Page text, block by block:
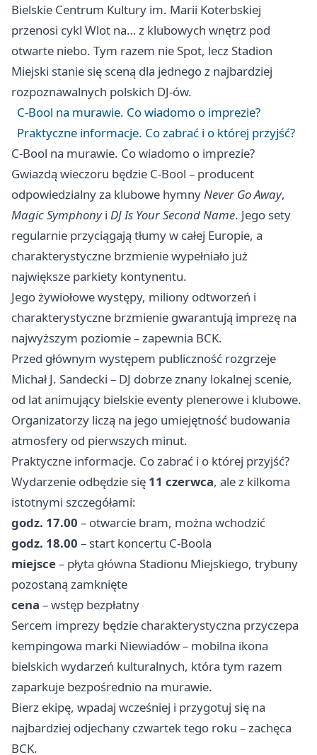
Bielskie Centrum Kultury im. Marii Koterbskiej
przenosi cykl Wlot na… z klubowych wnętrz pod
otwarte niebo. Tym razem nie Spot, lecz Stadion
Miejski stanie się sceną dla jednego z najbardziej
rozpoznawalnych polskich DJ‑ów.
C‑Bool na murawie. Co wiadomo o imprezie?
Praktyczne informacje. Co zabrać i o której przyjść?
C‑Bool na murawie. Co wiadomo o imprezie?
Gwiazdą wieczoru będzie C‑Bool – producent
odpowiedzialny za klubowe hymny Never Go Away,
Magic Symphonyi DJ Is Your Second Name. Jego sety
regularnie przyciągają tłumy w całej Europie, a
charakterystyczne brzmienie wypełniało już
największe parkiety kontynentu.
Jego żywiołowe występy, miliony odtworzeń i
charakterystyczne brzmienie gwarantują imprezę na
najwyższym poziomie – zapewnia BCK.
Przed głównym występem publiczność rozgrzeje
Michał J. Sandecki – DJ dobrze znany lokalnej scenie,
od lat animujący bielskie eventy plenerowe i klubowe.
Organizatorzy liczą na jego umiejętność budowania
atmosfery od pierwszych minut.
Praktyczne informacje. Co zabrać i o której przyjść?
Wydarzenie odbędzie się 11 czerwca, ale z kilkoma
istotnymi szczegółami:
godz. 17.00 – otwarcie bram, można wchodzić
godz. 18.00 – start koncertu C‑Boola
miejsce– płyta główna Stadionu Miejskiego, trybuny
pozostaną zamknięte
cena – wstęp bezpłatny
Sercem imprezy będzie charakterystyczna przyczepa
kempingowa marki Niewiadów – mobilna ikona
bielskich wydarzeń kulturalnych, która tym razem
zaparkuje bezpośrednio na murawie.
Bierz ekipę, wpadaj wcześniej i przygotuj się na
najbardziej odjechany czwartek tego roku – zachęca
BCK.